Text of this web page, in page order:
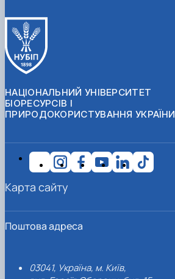
НАЦІОНАЛЬНИЙ УНІВЕРСИТЕТ
БІОРЕСУРСІВ І
ПРИРОДОКОРИСТУВАННЯ УКРАЇНИ
Поштова адреса
03041, Україна, м. Київ,
Карта сайту